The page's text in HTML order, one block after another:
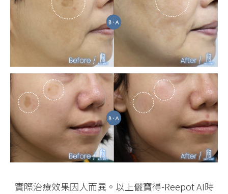
實際治療效果因人而異。以上儷寶得-Reepot AI時